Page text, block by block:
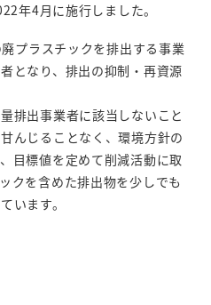
年4月に施行しました。
プラスチックを排出する事業
となり、排出の抑制・再資源
排出事業者に該当しないこと
んじることなく、環境方針の
目標値を定めて削減活動に取
クを含めた排出物を少しでも
います。